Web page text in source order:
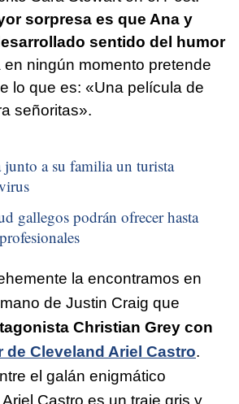
sorpresa es que Ana y
sentido del humor
ningún momento pretende
lo que es: «Una película de
señoritas».
a su familia un turista
gallegos podrán ofrecer hasta
la encontramos en
de Justin Craig que
Christian Grey con
de Cleveland Ariel Castro.
el galán enigmático
Castro es un traje gris y